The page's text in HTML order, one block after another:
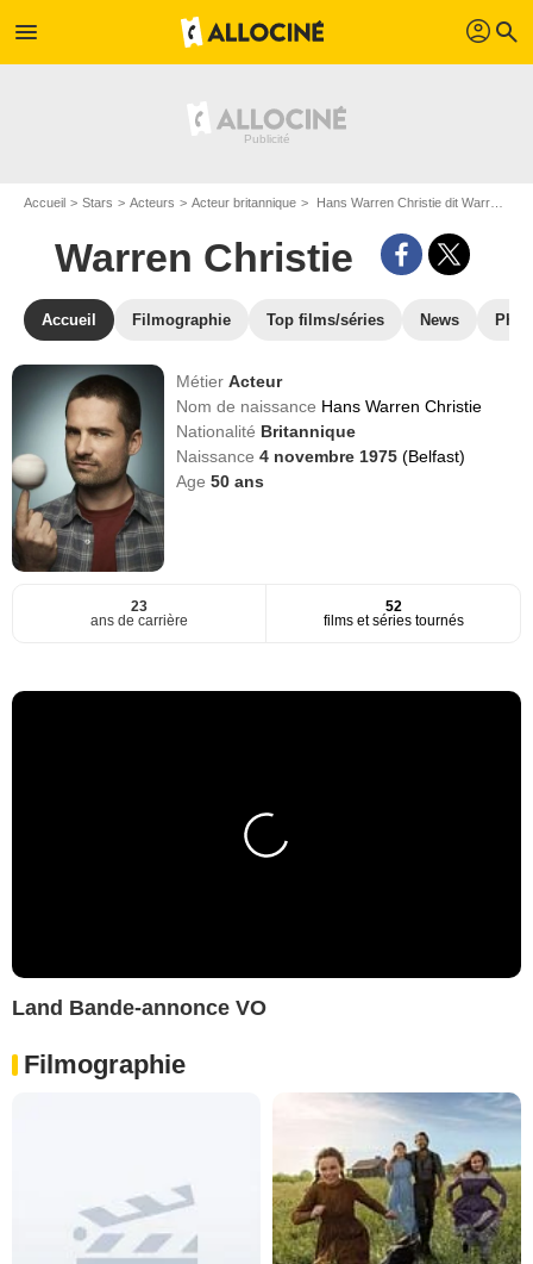
menu profil search
Accueil Stars Acteurs Acteur britannique Hans Warren Christie dit Warren Christie
Warren Christie
Accueil Filmographie Top films/séries News
MétierActeur
Nom de naissance Hans Warren Christie
Nationalité Britannique
Naissance4 novembre 1975(Belfast)
Age50 ans
23
ans de carrière
52
films et séries tournés
Land Bande-annonce VO
Filmographie